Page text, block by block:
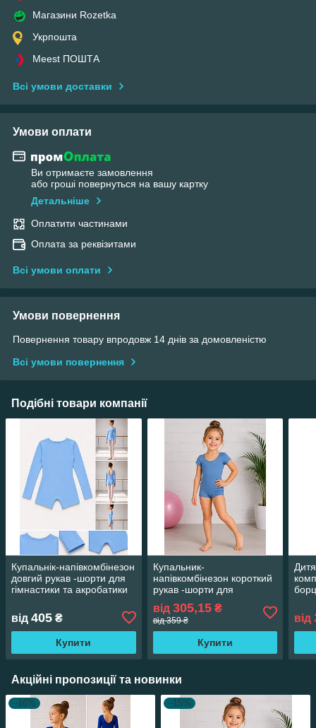
Магазини Rozetka
Укрпошта
Meest ПОШТА
Всі умови доставки
Умови оплати
Ви отримаєте замовлення
або гроші повернуться на вашу картку
Детальніше
Оплатити частинами
Оплата за реквізитами
Всі умови оплати
Умови повернення
Повернення товару впродовж 14 днів за домовленістю
Всі умови повернення
Подібні товари компанії
Купальнік-напівкомбінезон
довгий рукав -шорти для
гімнастики та акробатики
від 405 ₴
Купити
Купальник-
напівкомбінезон короткий
рукав -шорти для
від 305,15₴
від 359 ₴
Купити
від
Акційні пропозиції та новинки
–16% –15%